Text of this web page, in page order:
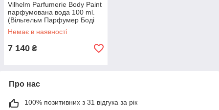
Vilhelm Parfumerie Body Paint
парфумована вода 100 ml.
(Вільгельм Парфумер Боді
Арт)
Немає в наявності
7 140 ₴
Про нас
100% позитивних з 31 відгука за рік